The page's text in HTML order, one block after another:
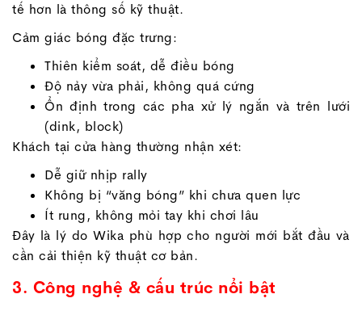
tế hơn là thông số kỹ thuật.
Cảm giác bóng đặc trưng:
Thiên kiểm soát, dễ điều bóng
Độ nảy vừa phải, không quá cứng
Ổn định trong các pha xử lý ngắn và trên lưới
(dink, block)
Khách tại cửa hàng thường nhận xét:
Dễ giữ nhịp rally
Không bị “văng bóng” khi chưa quen lực
Ít rung, không mỏi tay khi chơi lâu
Đây là lý do Wika phù hợp cho người mới bắt đầu và
cần cải thiện kỹ thuật cơ bản.
3. Công nghệ & cấu trúc nổi bật